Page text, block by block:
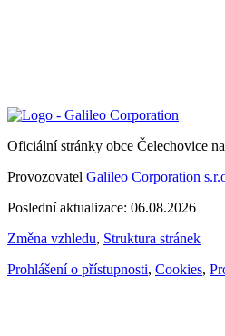
Oficiální stránky obce Čelechovice
Provozovatel Galileo Corporation
Poslední aktualizace: 06.08.2026
Změna vzhledu, Struktura stránek
Prohlášení o přístupnosti, Cookies,